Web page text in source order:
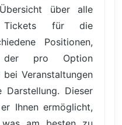
über alle
Tickets für die
Positionen,
der pro Option
Veranstaltungen
Dieser
Ihnen ermöglicht,